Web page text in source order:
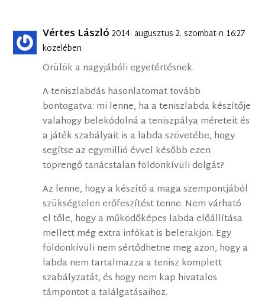
Vértes László 2014. augusztus 2. szombat-n 16:27
közelében
Örülök a nagyjábóli egyetértésnek.
A teniszlabdás hasonlatomat tovább
bontogatva: mi lenne, ha a teniszlabda készítője
valahogy belekódolná a teniszpálya méreteit és
a játék szabályait is a labda szövetébe, hogy
segítse az egymillió évvel később ezen
töprengő tanácstalan földönkívüli dolgát?
Az lenne, hogy a készítő a maga szempontjából
szükségtelen erőfeszítést tenne. Nem várható
el tőle, hogy a működőképes labda előállítása
mellett még extra infókat is belerakjon. Egy
földönkívüli nem sértődhetne meg azon, hogy a
labda nem tartalmazza a tenisz komplett
szabályzatát, és hogy nem kap hivatalos
támpontot a találgatásaihoz.